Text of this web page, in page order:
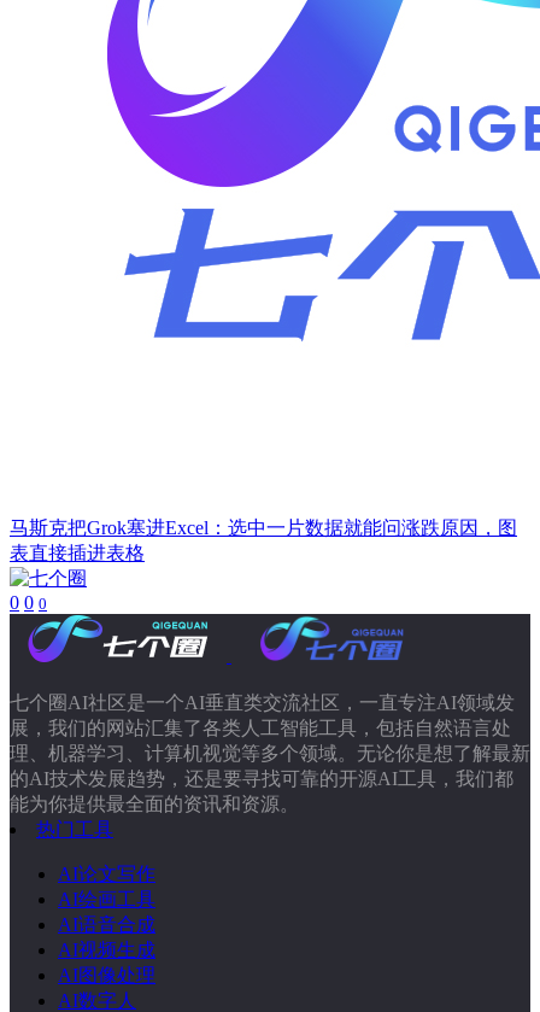
马斯克把Grok塞进Excel：选中一片数据就能问涨跌原因，图
表直接插进表格
0 0 0
七个圈AI社区是一个AI垂直类交流社区，一直专注AI领域发
展，我们的网站汇集了各类人工智能工具，包括自然语言处
理、机器学习、计算机视觉等多个领域。无论你是想了解最新
的AI技术发展趋势，还是要寻找可靠的开源AI工具，我们都
能为你提供最全面的资讯和资源。
热门工具
AI论文写作
AI绘画工具
AI语音合成
AI视频生成
AI图像处理
AI数字人